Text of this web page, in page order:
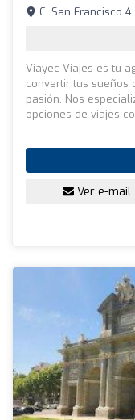
C. San Francisco
Viayec Viajes es tu
convertir tus sueños
pasión. Nos
opciones de viajes
Ver e-mail